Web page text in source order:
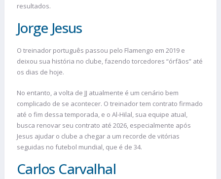
resultados.
Jorge Jesus
O treinador português passou pelo Flamengo em 2019 e
deixou sua história no clube, fazendo torcedores “órfãos” até
os dias de hoje.
No entanto, a volta de JJ atualmente é um cenário bem
complicado de se acontecer. O treinador tem contrato firmado
até o fim dessa temporada, e o Al-Hilal, sua equipe atual,
busca renovar seu contrato até 2026, especialmente após
Jesus ajudar o clube a chegar a um recorde de vitórias
seguidas no futebol mundial, que é de 34.
Carlos Carvalhal